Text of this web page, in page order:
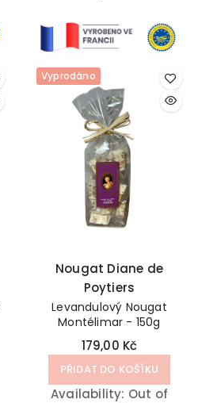
Vyprodáno
Nougat Diane de
Poytiers
Levandulový Nougat
Montélimar - 150g
179,00 Kč
PŘIDAT DO KOŠÍKU
Availability: Out of